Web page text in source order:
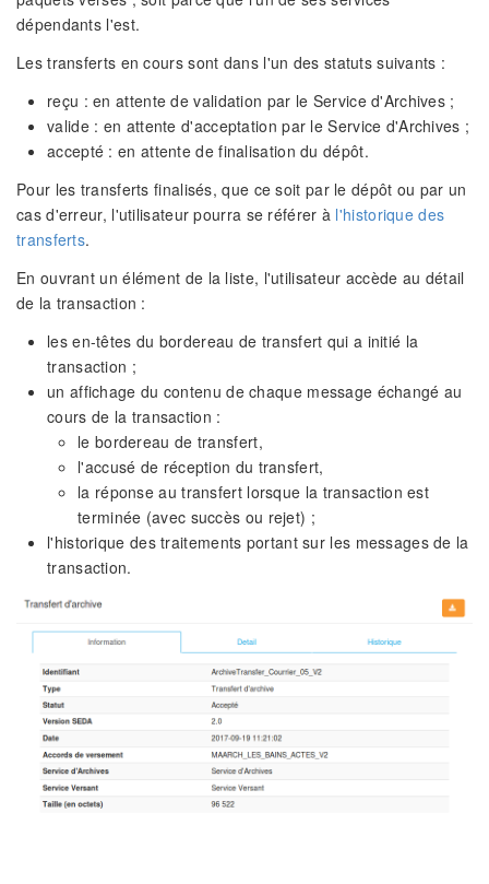
dépendants l'est.
Les transferts en cours sont dans l'un des statuts suivants :
reçu : en attente de validation par le Service d'Archives ;
valide : en attente d'acceptation par le Service d'Archives ;
accepté : en attente de finalisation du dépôt.
Pour les transferts finalisés, que ce soit par le dépôt ou par un
cas d'erreur, l'utilisateur pourra se référer à l'historique des
transferts.
En ouvrant un élément de la liste, l'utilisateur accède au détail
de la transaction :
les en-têtes du bordereau de transfert qui a initié la
transaction ;
un affichage du contenu de chaque message échangé au
cours de la transaction :
le bordereau de transfert,
l'accusé de réception du transfert,
la réponse au transfert lorsque la transaction est
terminée (avec succès ou rejet) ;
l'historique des traitements portant sur les messages de la
transaction.